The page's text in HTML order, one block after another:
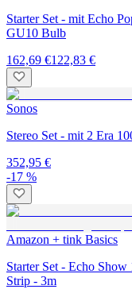
Starter Set - mit Echo
GU10 Bulb
162,69 €122,83 €
Sonos
Stereo Set - mit 2 Era
352,95 €
-17 %
Amazon + tink Basics
Starter Set - Echo
Strip - 3m